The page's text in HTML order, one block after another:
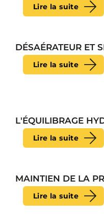
Lire la suite
DÉSAÉRATEUR ET
Lire la suite
L'ÉQUILIBRAGE
Lire la suite
MAINTIEN DE LA
Lire la suite